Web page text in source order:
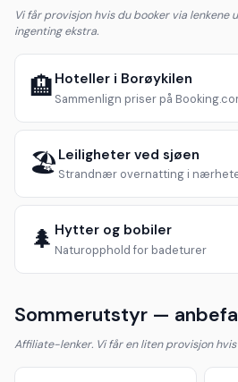
Vi får provisjon hvis du booker via
ingenting ekstra.
🏨 Hoteller i Borøykilen
Sammenlign priser på
🏖️ Leiligheter ved sjøen
Strandnær overnatting i
🌲 Hytter og bobiler
Naturopphold for badeturer
Sommerutstyr —
Affiliate-lenker. Vi får en liten provisjon